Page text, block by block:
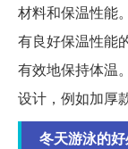
材料和保温性能
有良好保温性能
有效地保持体温
设计，例如加厚
冬天游泳的